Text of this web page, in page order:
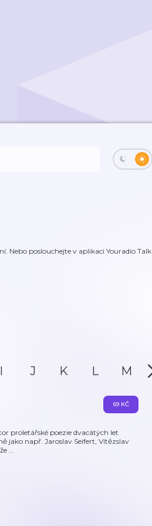
Nebo poslouchejte v aplikaci Youradio Talk
I J K L M
proletářské poezie dvacátých let
jako např. Jaroslav Seifert, Vítězslav
…
69 KČ